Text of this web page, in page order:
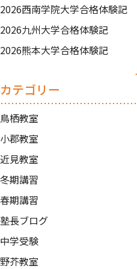
2026西南学院大学合格体験記
2026九州大学合格体験記
2026熊本大学合格体験記
カテゴリー
鳥栖教室
小郡教室
近見教室
冬期講習
春期講習
塾長ブログ
中学受験
野芥教室